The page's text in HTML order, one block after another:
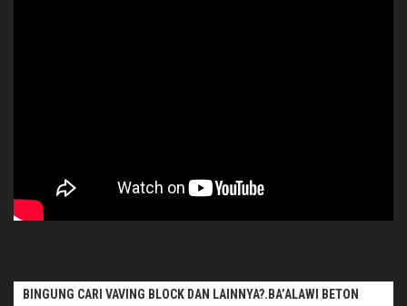
BINGUNG CARI VAVING BLOCK DAN LAINNYA?.BA’ALAWI BETON